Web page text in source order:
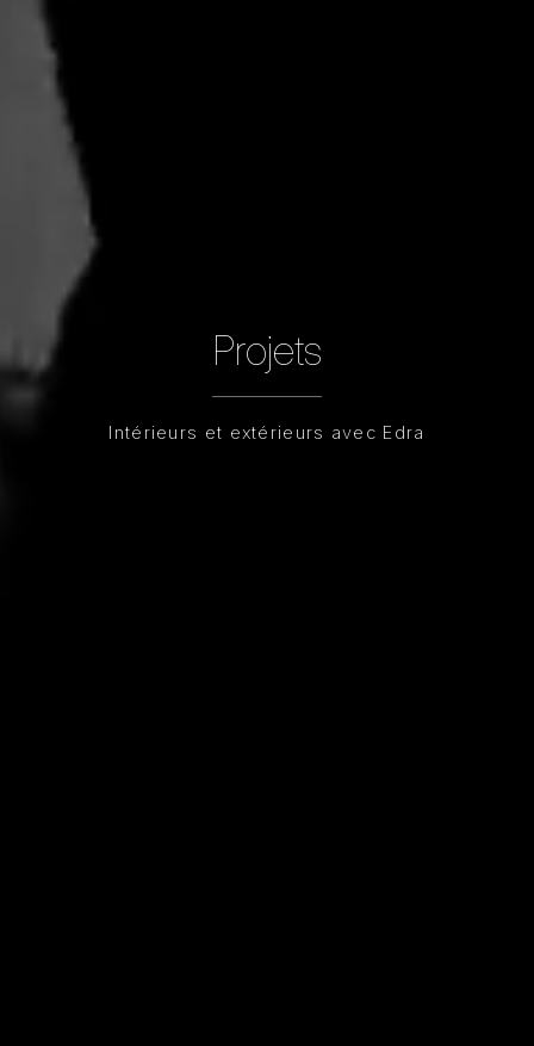
Projets
Intérieurs et extérieurs avec Edra